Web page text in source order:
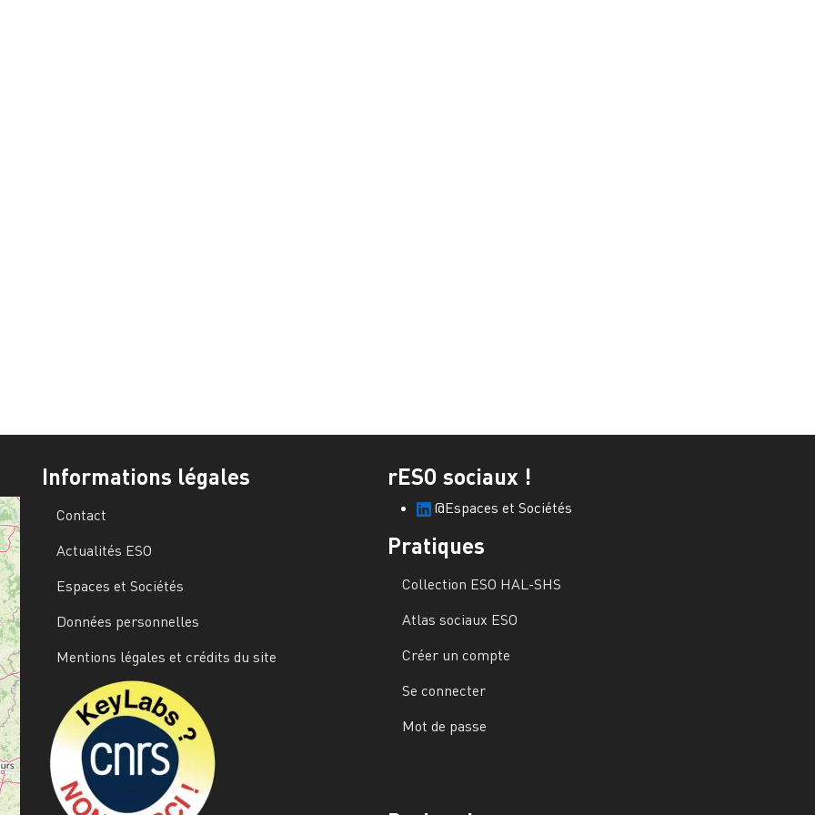
Informations légales
Contact
Actualités ESO
Espaces et Sociétés
Données personnelles
Mentions légales et crédits du site
rESO sociaux !
@Espaces et Sociétés
Pratiques
Collection ESO HAL-SHS
Atlas sociaux ESO
Créer un compte
Se connecter
Mot de passe